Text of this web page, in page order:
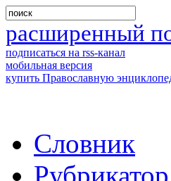
расширенный
подписаться на rss-канал
мобильная версия
купить Православную
Словник